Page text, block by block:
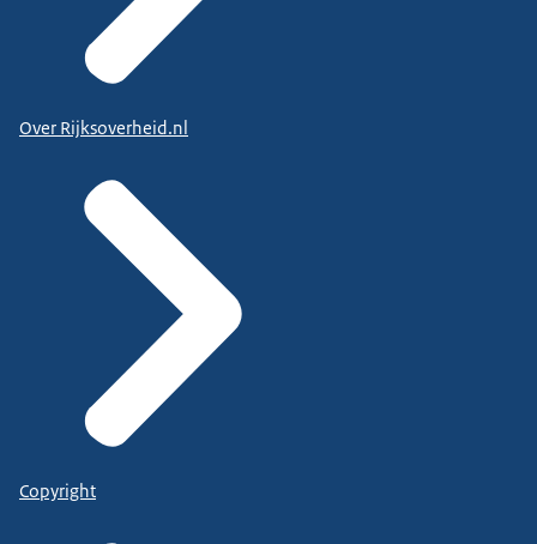
Over Rijksoverheid.nl
Copyright